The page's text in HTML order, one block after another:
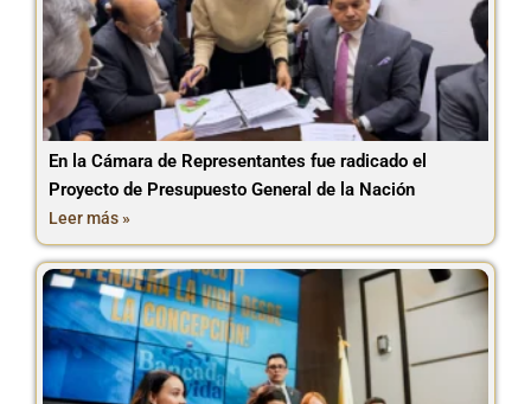
En la Cámara de Representantes fue radicado el
Proyecto de Presupuesto General de la Nación
Leer más »